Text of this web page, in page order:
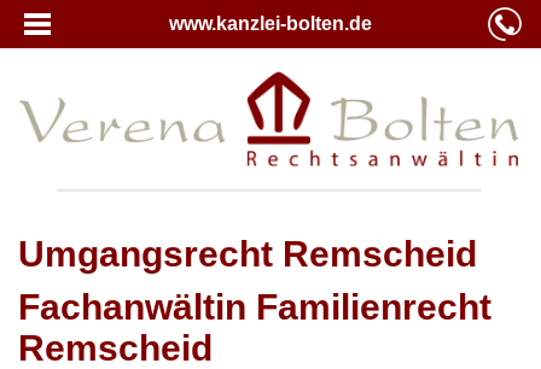
www.kanzlei-bolten.de
Umgangsrecht Remscheid
Fachanwältin Familienrecht
Remscheid